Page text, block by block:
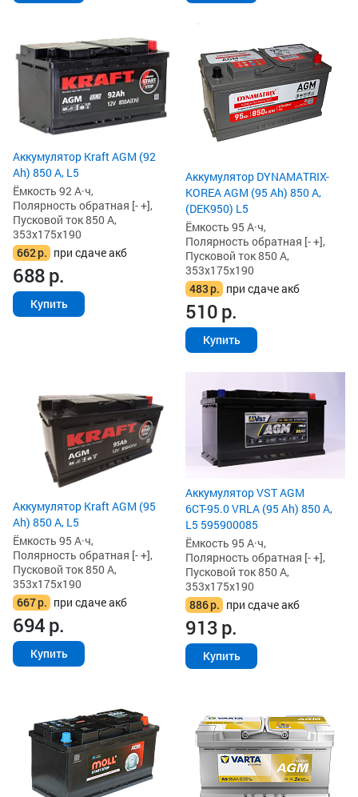
Аккумулятор Kraft AGM (92
Ah) 850 А, L5
Ёмкость 92 А·ч,
Полярность обратная [- +],
Пусковой ток 850 А,
353x175x190
662р. при сдаче акб
688р.
Купить
Аккумулятор DYNAMATRIX-
KOREA AGM (95 Ah) 850 А,
(DEK950) L5
Ёмкость 95 А·ч,
Полярность обратная [- +],
Пусковой ток 850 А,
353x175x190
483р. при сдаче акб
510р.
Купить
Аккумулятор Kraft AGM (95
Ah) 850 А, L5
Ёмкость 95 А·ч,
Полярность обратная [- +],
Пусковой ток 850 А,
353x175x190
667р. при сдаче акб
694р.
Купить
Аккумулятор VST AGM
6СТ-95.0 VRLA (95 Ah) 850 А,
L5 595900085
Ёмкость 95 А·ч,
Полярность обратная [- +],
Пусковой ток 850 А,
353x175x190
886р. при сдаче акб
913р.
Купить